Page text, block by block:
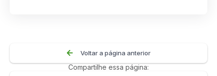
Voltar a página anterior
Compartilhe essa página: